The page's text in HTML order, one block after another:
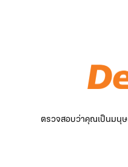
ตรวจสอบว่าคุณเป็นมนุษ